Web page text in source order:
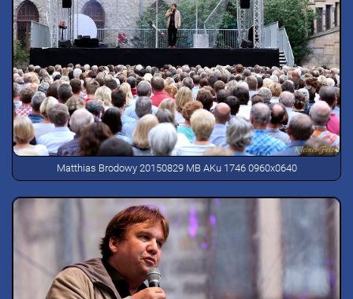
Matthias Brodowy 20150829 MB AKu 1746 0960x0640